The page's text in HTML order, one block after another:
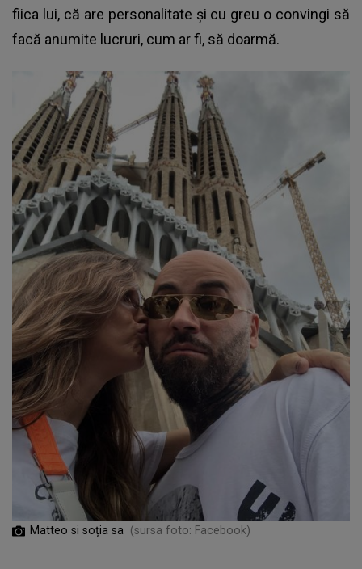
fiica lui, că are personalitate și cu greu o convingi să
facă anumite lucruri, cum ar fi, să doarmă.
Matteo si soția sa (sursa foto: Facebook)